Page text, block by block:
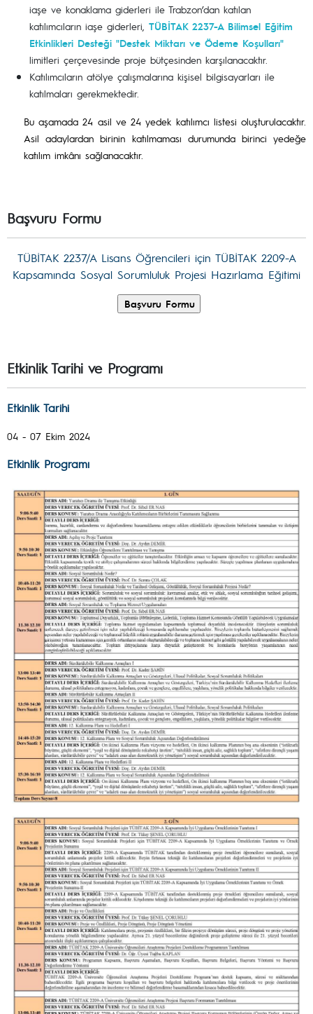
iaşe ve konaklama giderleri ile Trabzon’dan katılan
katılımcıların iaşe giderleri, TÜBİTAK 2237-A Bilimsel Eğitim
Etkinlikleri Desteği "Destek Miktarı ve Ödeme Koşulları"
limitleri çerçevesinde proje bütçesinden karşılanacaktır.
Katılımcıların atölye çalışmalarına kişisel bilgisayarları ile
katılmaları gerekmektedir.
Bu aşamada 24 asil ve 24 yedek katılımcı listesi oluşturulacaktır.
Asil adaylardan birinin katılmaması durumunda birinci yedeğe
katılım imkânı sağlanacaktır.
Başvuru Formu
TÜBİTAK 2237/A Lisans Öğrencileri için TÜBİTAK 2209-A
Kapsamında Sosyal Sorumluluk Projesi Hazırlama Eğitimi
Etkinlik Tarihi ve Programı
Etkinlik Tarihi
04 - 07 Ekim 2024
Etkinlik Programı